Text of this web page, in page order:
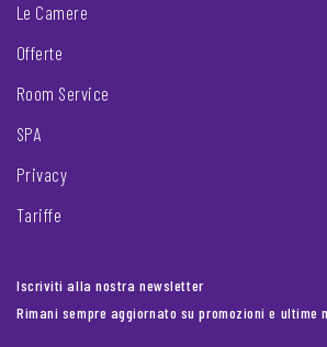
Le Camere
Offerte
Room Service
SPA
Privacy
Tariffe
Iscriviti alla nostra newsletter
Rimani sempre aggiornato su promozioni e ultime